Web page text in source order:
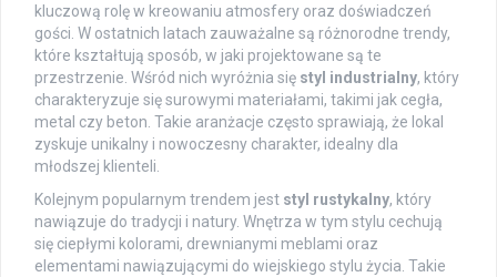
kluczową rolę w kreowaniu atmosfery oraz doświadczeń
gości. W ostatnich latach zauważalne są różnorodne trendy,
które kształtują sposób, w jaki projektowane są te
przestrzenie. Wśród nich wyróżnia się styl industrialny, który
charakteryzuje się surowymi materiałami, takimi jak cegła,
metal czy beton. Takie aranżacje często sprawiają, że lokal
zyskuje unikalny i nowoczesny charakter, idealny dla
młodszej klienteli.
Kolejnym popularnym trendem jest styl rustykalny, który
nawiązuje do tradycji i natury. Wnętrza w tym stylu cechują
się ciepłymi kolorami, drewnianymi meblami oraz
elementami nawiązującymi do wiejskiego stylu życia. Takie